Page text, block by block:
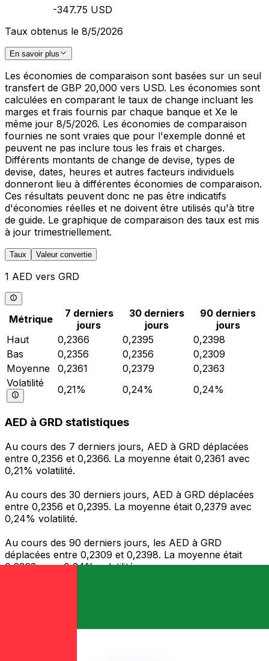
-347.75 USD
Taux obtenus le 8/5/2026
En savoir plus
Les économies de comparaison sont basées sur un seul
transfert de GBP 20,000 vers USD. Les économies sont
calculées en comparant le taux de change incluant les
marges et frais fournis par chaque banque et Xe le
même jour 8/5/2026. Les économies de comparaison
fournies ne sont vraies que pour l'exemple donné et
peuvent ne pas inclure tous les frais et charges.
Différents montants de change de devise, types de
devise, dates, heures et autres facteurs individuels
donneront lieu à différentes économies de comparaison.
Ces résultats peuvent donc ne pas être indicatifs
d'économies réelles et ne doivent être utilisés qu'à titre
de guide. Le graphique de comparaison des taux est mis
à jour trimestriellement.
Taux Valeur convertie
1 AED vers GRD
Métrique
7 derniers
jours
30 derniers
jours
90 derniers
jours
Haut
0,2366 0,2395
0,2398
Bas
0,2356 0,2356
0,2309
Moyenne
0,2361 0,2379
0,2363
Volatilité
0,21% 0,24% 0,24%
AED à GRD statistiques
Au cours des 7 derniers jours, AED à GRD déplacées
entre 0,2356 et 0,2366. La moyenne était 0,2361 avec
0,21% volatilité.
Au cours des 30 derniers jours, AED à GRD déplacées
entre 0,2356 et 0,2395. La moyenne était 0,2379 avec
0,24% volatilité.
Au cours des 90 derniers jours, les AED à GRD
déplacées entre 0,2309 et 0,2398. La moyenne était
0,2363 avec 0,24% volatilité.
êtes en déplacement